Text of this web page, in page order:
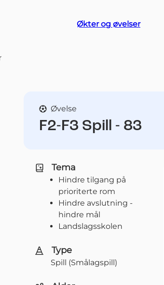
Økter og øvelser
Øvelse
F2-F3 Spill - 83
Tema
Hindre tilgang på
prioriterte rom
Hindre avslutning -
hindre mål
Landslagsskolen
Type
Spill (Smålagspill)